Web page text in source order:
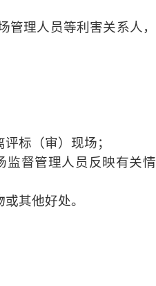
管理人员等利害关系人，
标（审）现场；
监督管理人员反映有关情
其他好处。